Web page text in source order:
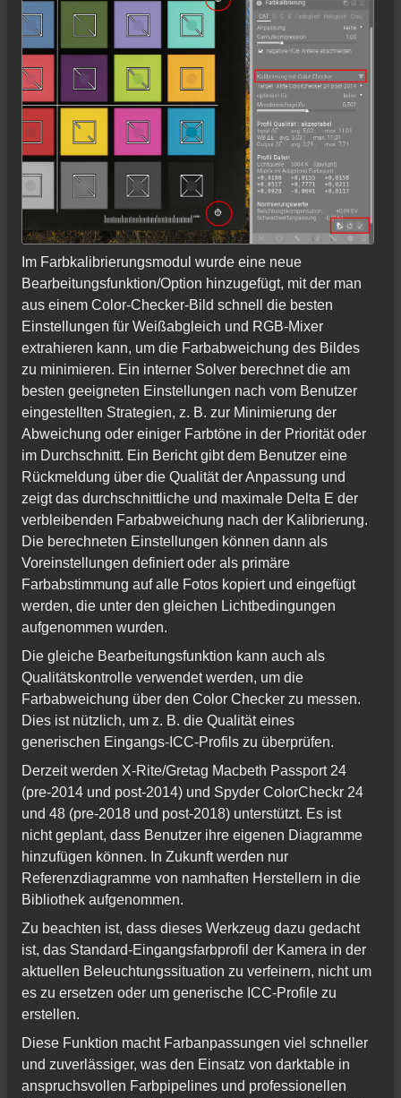
Im Farbkalibrierungsmodul wurde eine neue
Bearbeitungsfunktion/Option hinzugefügt, mit der man
aus einem Color-Checker-Bild schnell die besten
Einstellungen für Weißabgleich und RGB-Mixer
extrahieren kann, um die Farbabweichung des Bildes
zu minimieren. Ein interner Solver berechnet die am
besten geeigneten Einstellungen nach vom Benutzer
eingestellten Strategien, z. B. zur Minimierung der
Abweichung oder einiger Farbtöne in der Priorität oder
im Durchschnitt. Ein Bericht gibt dem Benutzer eine
Rückmeldung über die Qualität der Anpassung und
zeigt das durchschnittliche und maximale Delta E der
verbleibenden Farbabweichung nach der Kalibrierung.
Die berechneten Einstellungen können dann als
Voreinstellungen definiert oder als primäre
Farbabstimmung auf alle Fotos kopiert und eingefügt
werden, die unter den gleichen Lichtbedingungen
aufgenommen wurden.
Die gleiche Bearbeitungsfunktion kann auch als
Qualitätskontrolle verwendet werden, um die
Farbabweichung über den Color Checker zu messen.
Dies ist nützlich, um z. B. die Qualität eines
generischen Eingangs-ICC-Profils zu überprüfen.
Derzeit werden X-Rite/Gretag Macbeth Passport 24
(pre-2014 und post-2014) und Spyder ColorCheckr 24
und 48 (pre-2018 und post-2018) unterstützt. Es ist
nicht geplant, dass Benutzer ihre eigenen Diagramme
hinzufügen können. In Zukunft werden nur
Referenzdiagramme von namhaften Herstellern in die
Bibliothek aufgenommen.
Zu beachten ist, dass dieses Werkzeug dazu gedacht
ist, das Standard-Eingangsfarbprofil der Kamera in der
aktuellen Beleuchtungssituation zu verfeinern, nicht um
es zu ersetzen oder um generische ICC-Profile zu
erstellen.
Diese Funktion macht Farbanpassungen viel schneller
und zuverlässiger, was den Einsatz von darktable in
anspruchsvollen Farbpipelines und professionellen